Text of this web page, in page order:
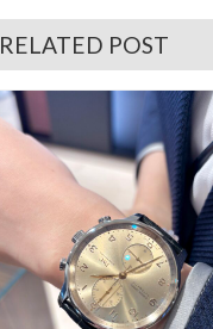
RELATED POST